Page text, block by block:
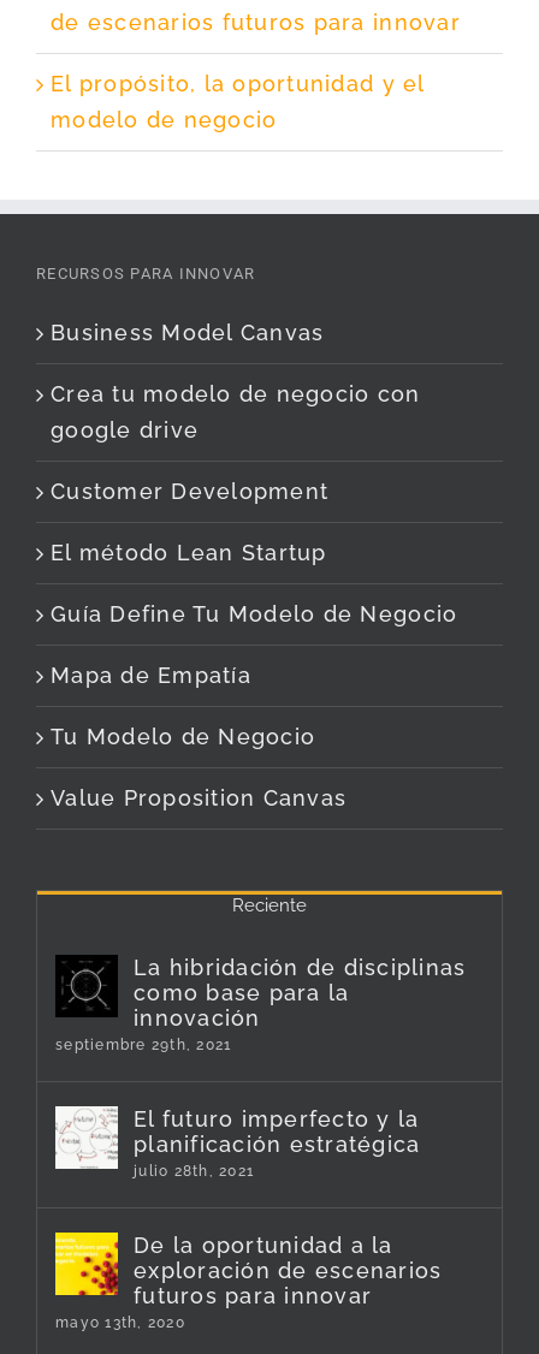
de escenarios futuros para innovar
El propósito, la oportunidad y el
modelo de negocio
RECURSOS PARA INNOVAR
Business Model Canvas
Crea tu modelo de negocio con
google drive
Customer Development
El método Lean Startup
Guía Define Tu Modelo de Negocio
Mapa de Empatía
Tu Modelo de Negocio
Value Proposition Canvas
Reciente
La hibridación de disciplinas
como base para la
innovación
septiembre 29th, 2021
El futuro imperfecto y la
planificación estratégica
julio 28th, 2021
De la oportunidad a la
exploración de escenarios
futuros para innovar
mayo 13th, 2020